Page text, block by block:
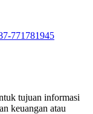
771781945
tujuan informasi
keuangan atau